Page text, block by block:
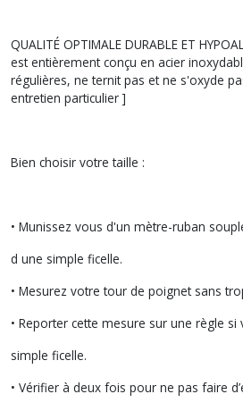
QUALITÉ OPTIMALE DURABLE ET
est entièrement conçu en acier
régulières, ne ternit pas et ne s'oxyde
entretien particulier ]
Bien choisir votre taille :
• Munissez vous d'un mètre-ruban
d une simple ficelle.
• Mesurez votre tour de poignet sans
• Reporter cette mesure sur une règle
simple ficelle.
• Vérifier à deux fois pour ne pas faire